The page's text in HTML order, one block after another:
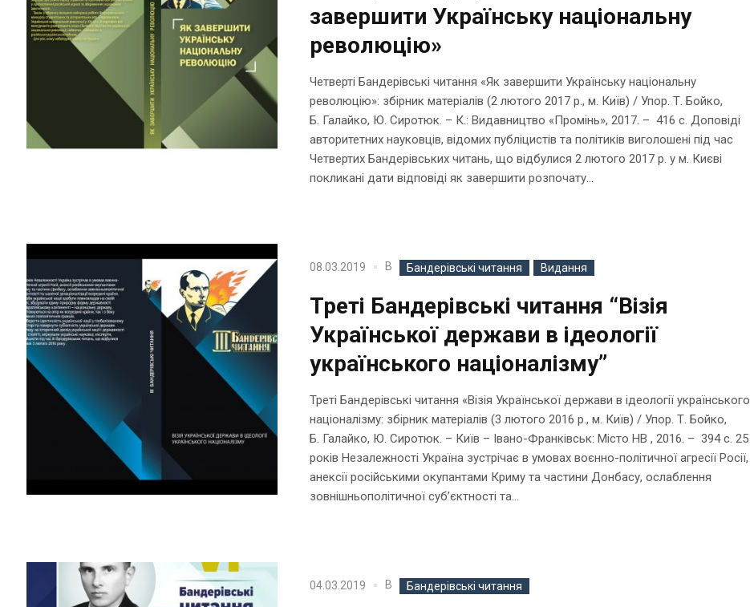
завершити Українську національну
революцію»
Четверті Бандерівські читання «Як завершити Українську національну
революцію»: збірник матеріалів (2 лютого 2017 р., м. Київ) / Упор. Т. Бойко,
Б. Галайко, Ю. Сиротюк. – К.: Видавництво «Промінь», 2017. – 416 с. Доповіді
авторитетних науковців, відомих публіцистів та політиків виголошені під час
Четвертих Бандерівських читань, що відбулися 2 лютого 2017 р. у м. Києві
покликані дати відповіді як завершити розпочату...
08.03.2019 В Бандерівські читання Видання
Треті Бандерівські читання “Візія
Української держави в ідеології
українського націоналізму”
Треті Бандерівські читання «Візія Української держави в ідеології українського
націоналізму: збірник матеріалів (3 лютого 2016 р., м. Київ) / Упор. Т. Бойко,
Б. Галайко, Ю. Сиротюк. – Київ – Івано-Франківськ: Місто НВ , 2016. – 394 с. 25
років Незалежності Україна зустрічає в умовах воєнно-політичної агресії Росії,
анексії російськими окупантами Криму та частини Донбасу, ослаблення
зовнішньополітичної суб’єктності та...
04.03.2019 В Бандерівські читання